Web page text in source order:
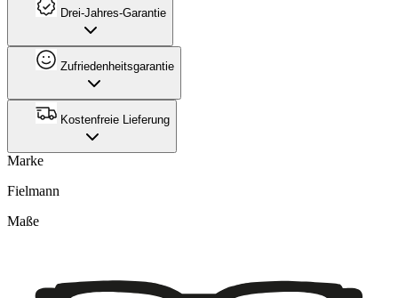
Drei-Jahres-Garantie
Zufriedenheitsgarantie
Kostenfreie Lieferung
Marke
Fielmann
Maße